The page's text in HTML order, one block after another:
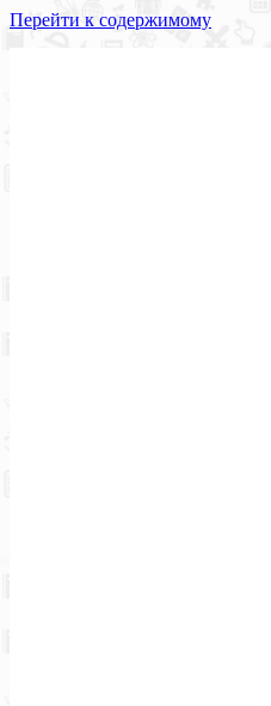
Перейти к содержимому